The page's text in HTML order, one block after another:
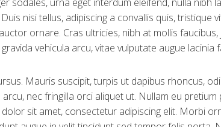
nisi tellus, adipiscing a convallis quis, tristique
ornare. Cras ultricies, nibh at mollis
vehicula arcu, vitae vulputate augue lacinia
Mauris suscipit, turpis ut dapibus rhoncus,
nec fringilla orci aliquet ut. Nullam eu
sit amet, consectetur adipiscing elit. Morbi